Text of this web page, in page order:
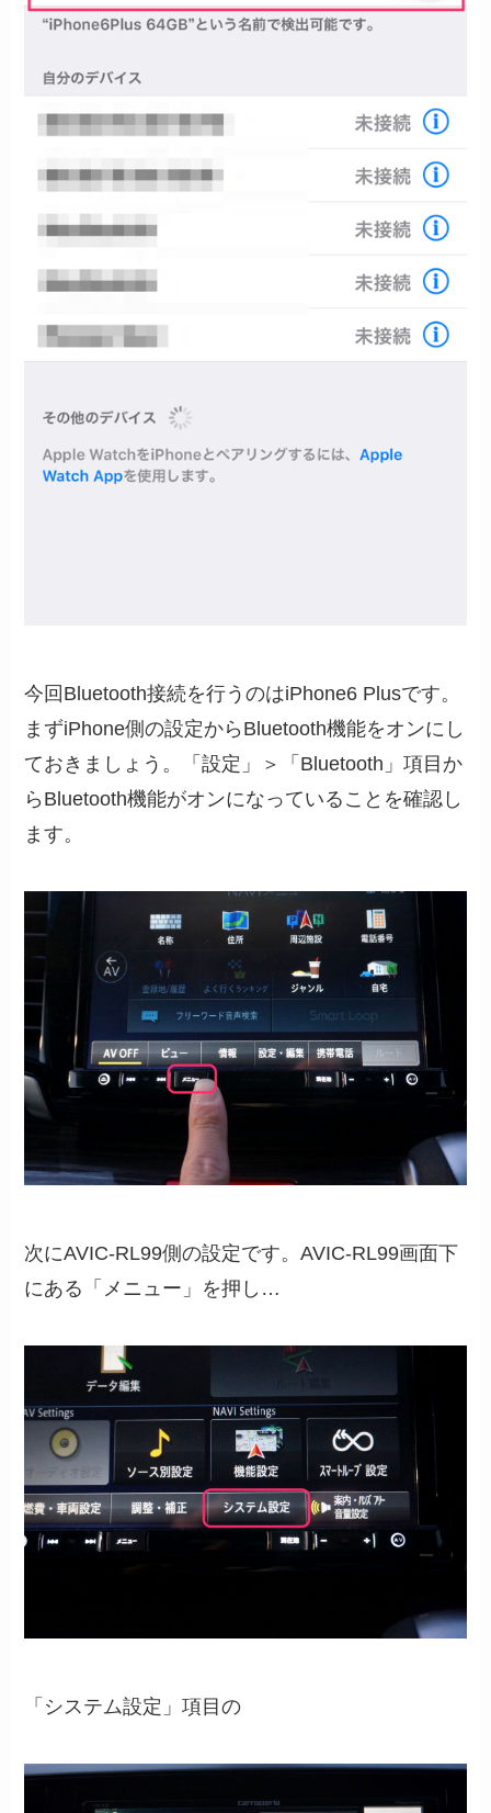
今回Bluetooth接続を行うのはiPhone6 Plusです。
まずiPhone側の設定からBluetooth機能をオンにし
ておきましょう。「設定」＞「Bluetooth」項目か
らBluetooth機能がオンになっていることを確認し
ます。
次にAVIC-RL99側の設定です。AVIC-RL99画面下
にある「メニュー」を押し…
「システム設定」項目の